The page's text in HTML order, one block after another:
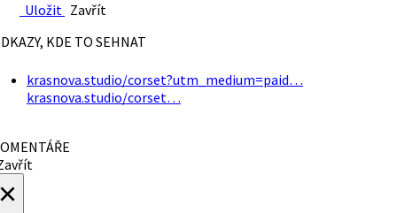
Uložit Zavřít
KDE TO SEHNAT
krasnova.studio/corset?utm_medium=paid…
krasnova.studio/corset…